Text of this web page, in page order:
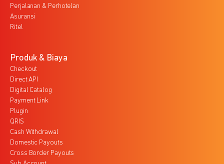
Perjalanan & Perhotelan
Asuransi
Ritel
Produk & Biaya
Checkout
Direct API
Digital Catalog
Payment Link
Plugin
QRIS
Cash Withdrawal
Domestic Payouts
Cross Border Payouts